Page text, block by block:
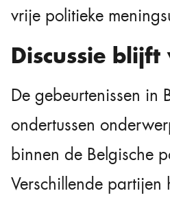
vrije politieke
Discussie
De gebeurtenissen in
ondertussen
binnen de Belgische
Verschillende partijen